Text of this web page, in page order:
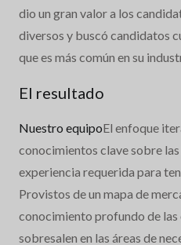
dio un gran valor a los
diversos y buscó candidatos
que es más común en su
El resultado
Nuestro equipoEl enfoque
conocimientos clave sobre
experiencia requerida para
Provistos de un mapa de
conocimiento profundo de las
sobresalen en las áreas de